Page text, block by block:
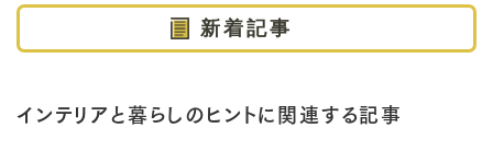
新着記事
インテリアと暮らしのヒントに関連する記事